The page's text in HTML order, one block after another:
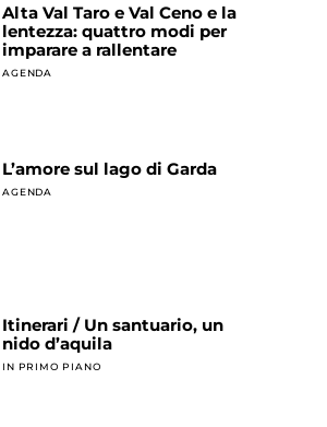
Alta Val Taro e Val Ceno e la
lentezza: quattro modi per
imparare a rallentare
AGENDA
L’amore sul lago di Garda
AGENDA
Itinerari / Un santuario, un
nido d’aquila
IN PRIMO PIANO